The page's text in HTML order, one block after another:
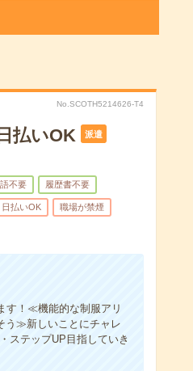
No.SCOTH5214626-T4
払いOK 派遣
不要 履歴書不要
日払いOK 職場が禁煙
す！≪機能的な制服アリ
う≫新しいことにチャレ
ステップUP目指していき